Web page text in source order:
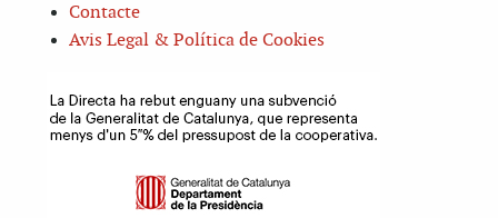
Contacte
Avis Legal & Política de Cookies